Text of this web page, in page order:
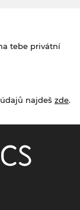
tebe privátní
najdeš zde.